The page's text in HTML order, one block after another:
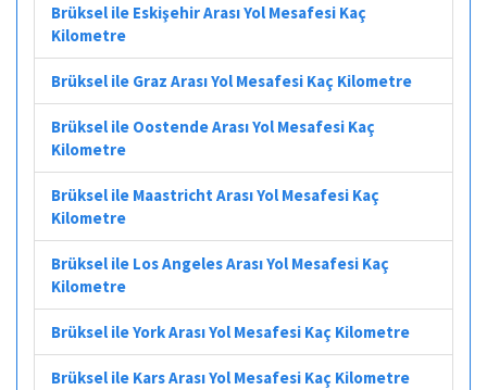
Brüksel ile Eskişehir Arası Yol Mesafesi Kaç
Kilometre
Brüksel ile Graz Arası Yol Mesafesi Kaç Kilometre
Brüksel ile Oostende Arası Yol Mesafesi Kaç
Kilometre
Brüksel ile Maastricht Arası Yol Mesafesi Kaç
Kilometre
Brüksel ile Los Angeles Arası Yol Mesafesi Kaç
Kilometre
Brüksel ile York Arası Yol Mesafesi Kaç Kilometre
Brüksel ile Kars Arası Yol Mesafesi Kaç Kilometre